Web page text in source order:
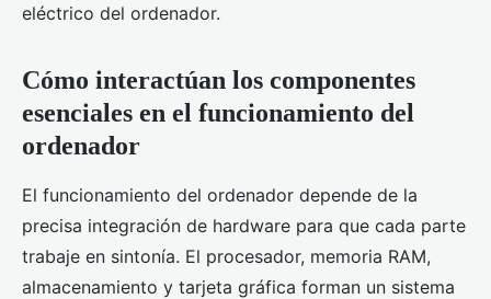
eléctrico del ordenador.
Cómo interactúan los componentes
esenciales en el funcionamiento del
ordenador
El funcionamiento del ordenador depende de la
precisa integración de hardware para que cada parte
trabaje en sintonía. El procesador, memoria RAM,
almacenamiento y tarjeta gráfica forman un sistema